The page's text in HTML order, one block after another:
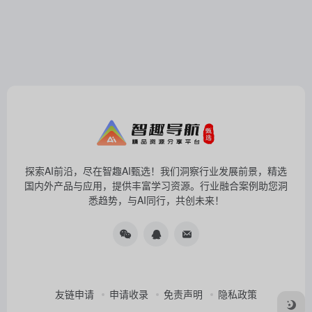
探索AI前沿，尽在智趣AI甄选！我们洞察行业发展前景，精选
国内外产品与应用，提供丰富学习资源。行业融合案例助您洞
悉趋势，与AI同行，共创未来！
友链申请 申请收录 免责声明 隐私政策